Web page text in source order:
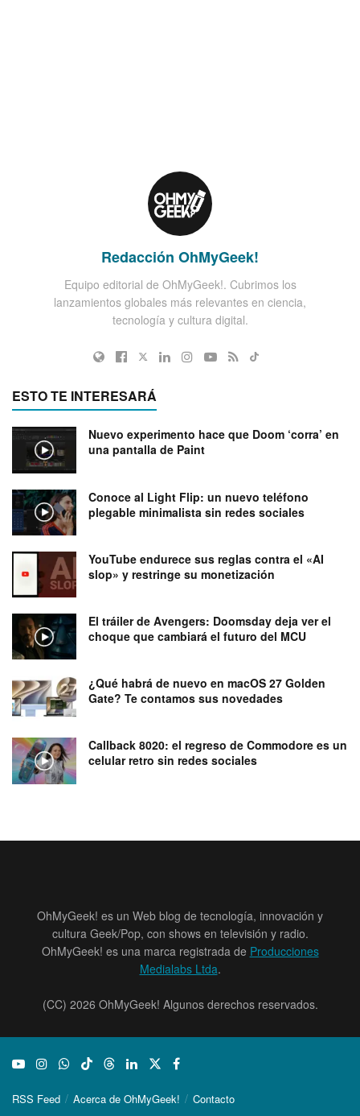
Redacción OhMyGeek!
Equipo editorial de OhMyGeek!. Cubrimos los
lanzamientos globales más relevantes en ciencia,
tecnología y cultura digital.
ESTO TE INTERESARÁ
Nuevo experimento hace que Doom ‘corra’ en
una pantalla de Paint
Conoce al Light Flip: un nuevo teléfono
plegable minimalista sin redes sociales
YouTube endurece sus reglas contra el «AI
slop» y restringe su monetización
El tráiler de Avengers: Doomsday deja ver el
choque que cambiará el futuro del MCU
¿Qué habrá de nuevo en macOS 27 Golden
Gate? Te contamos sus novedades
Callback 8020: el regreso de Commodore es un
celular retro sin redes sociales
OhMyGeek! es un Web blog de tecnología, innovación y
cultura Geek/Pop, con shows en televisión y radio.
OhMyGeek! es una marca registrada de Producciones
Medialabs Ltda.
(CC) 2026 OhMyGeek! Algunos derechos reservados.
RSS Feed Acerca de OhMyGeek! Contacto